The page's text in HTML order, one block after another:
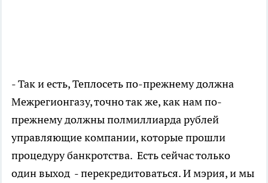
- Так и есть, Теплосеть по-прежнему должна
Межрегионгазу, точно так же, как нам по-
прежнему должны полмиллиарда рублей
управляющие компании, которые прошли
процедуру банкротства. Есть сейчас только
один выход - перекредитоваться. И мэрия, и мы